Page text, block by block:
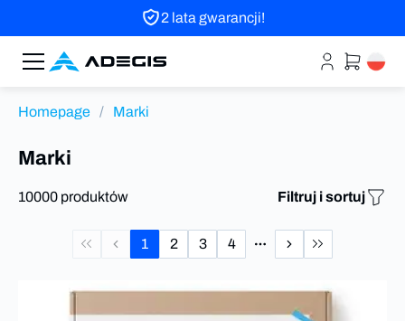
2 lata gwarancji!
Homepage / Marki
Marki
10000 produktów Filtruj i sortuj
1 2 3 4